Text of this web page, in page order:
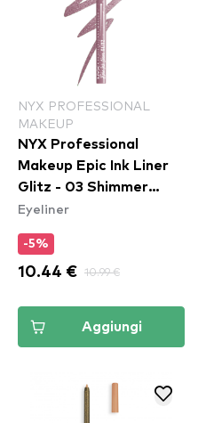
NYX PROFESSIONAL
MAKEUP
NYX Professional
Makeup Epic Ink Liner
Glitz - 03 Shimmer
Stitch
Eyeliner
-5%
10.44 € 10.99 €
Aggiungi